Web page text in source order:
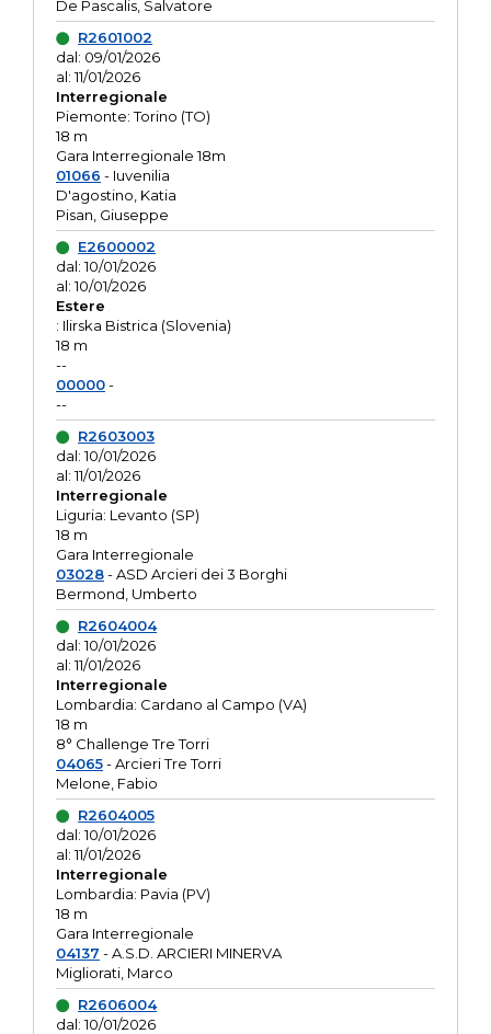
De Pascalis, Salvatore
R2601002
dal: 09/01/2026
al: 11/01/2026
Interregionale
Piemonte: Torino (TO)
18 m
Gara Interregionale 18m
01066 - Iuvenilia
D'agostino, Katia
Pisan, Giuseppe
E2600002
dal: 10/01/2026
al: 10/01/2026
Estere
: Ilirska Bistrica (Slovenia)
18 m
--
00000-
--
R2603003
dal: 10/01/2026
al: 11/01/2026
Interregionale
Liguria: Levanto (SP)
18 m
Gara Interregionale
03028- ASD Arcieri dei 3 Borghi
Bermond, Umberto
R2604004
dal: 10/01/2026
al: 11/01/2026
Interregionale
Lombardia: Cardano al Campo (VA)
18 m
8° Challenge Tre Torri
04065- Arcieri Tre Torri
Melone, Fabio
R2604005
dal: 10/01/2026
al: 11/01/2026
Interregionale
Lombardia: Pavia (PV)
18 m
Gara Interregionale
04137 - A.S.D. ARCIERI MINERVA
Migliorati, Marco
R2606004
dal: 10/01/2026